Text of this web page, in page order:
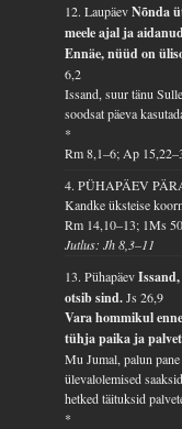
12. LaupäevNõnda
meele ajal ja
Ennäe, nüüd on
6,2
Issand, suur tänu
soodsat päeva
*
Rm 8,1–6; Ap
4. PÜHAPÄEV
Kandke üksteise
Rm 14,10–13; 1Ms
Jutlus: Jh 8,3–11
13. Pühapäev
otsib sind.Js 26,9
Vara hommikul
tühja paika ja
Mu Jumal, palun
ülevalolemised
hetked täituksid
*